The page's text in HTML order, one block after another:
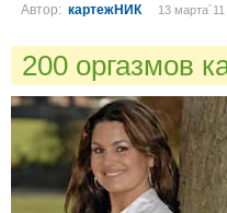
Автор: картежНИК 13 марта´11
200 оргазмов